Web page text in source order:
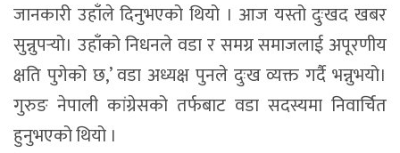
जानकारी उहाँले दिनुभएको थियो । आज यस्तो दुःखद खबर
सुन्नुपर्‍यो। उहाँको निधनले वडा र समग्र समाजलाई अपूरणीय
क्षति पुगेको छ,’ वडा अध्यक्ष पुनले दुःख व्यक्त गर्दै भन्नुभयो।
गुरुङ नेपाली कांग्रेसको तर्फबाट वडा सदस्यमा निवार्चित
हुनुभएको थियो ।